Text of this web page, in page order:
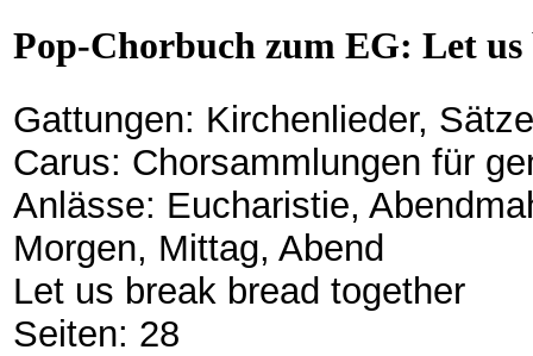
Pop-Chorbuch zum EG: Let
Gattungen: Kirchenlieder,
Carus: Chorsammlungen für
Anlässe: Eucharistie,
Morgen, Mittag, Abend
Let us break bread together
Seiten: 28